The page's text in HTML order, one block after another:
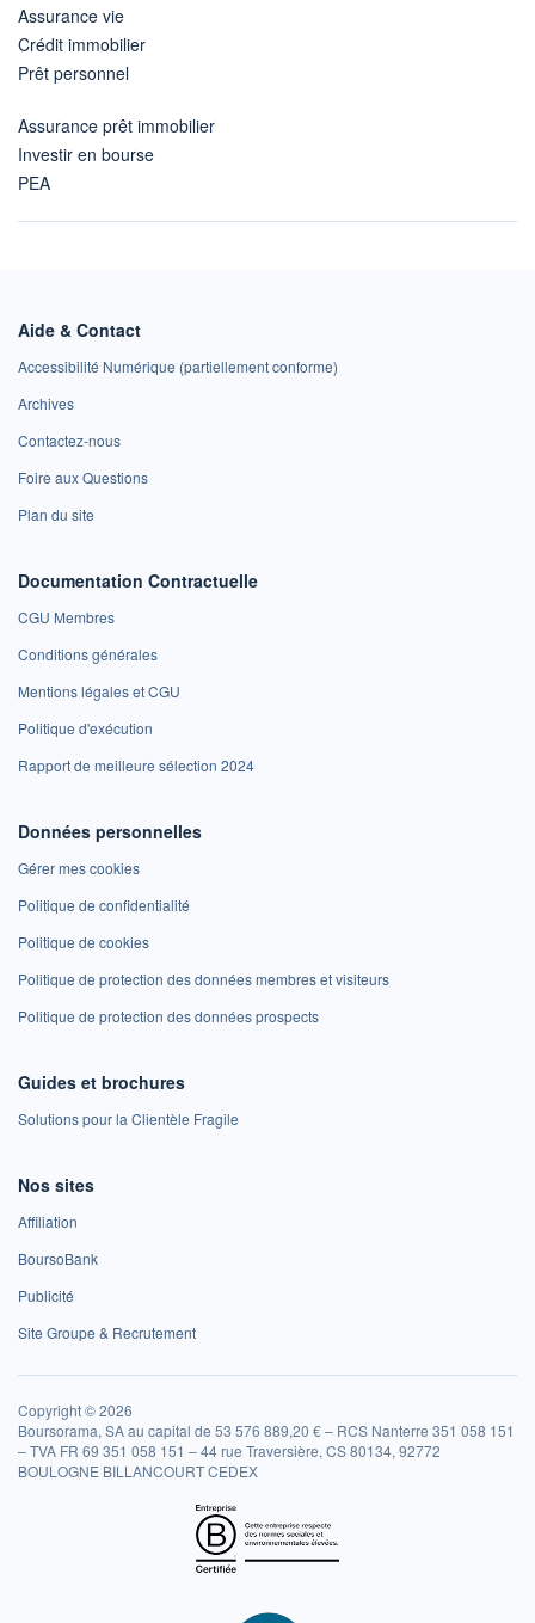
Assurance vie
Crédit immobilier
Prêt personnel
Assurance prêt immobilier
Investir en bourse
PEA
Aide & Contact
Accessibilité Numérique (partiellement conforme)
Archives
Contactez-nous
Foire aux Questions
Plan du site
Documentation Contractuelle
CGU Membres
Conditions générales
Mentions légales et CGU
Politique d'exécution
Rapport de meilleure sélection 2024
Données personnelles
Gérer mes cookies
Politique de confidentialité
Politique de cookies
Politique de protection des données membres et visiteurs
Politique de protection des données prospects
Guides et brochures
Solutions pour la Clientèle Fragile
Nos sites
Affiliation
BoursoBank
Publicité
Site Groupe & Recrutement
Copyright © 2026
Boursorama, SA au capital de 53 576 889,20 € – RCS Nanterre 351 058 151
– TVA FR 69 351 058 151 – 44 rue Traversière, CS 80134, 92772
BOULOGNE BILLANCOURT CEDEX